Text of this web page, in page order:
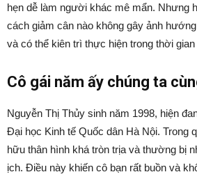
hẹn dễ làm người khác mê mẩn. Nhưng
cách giảm cân nào không gây ảnh
và có thể kiên trì thực hiện trong thời gian
Cô gái năm ấy chúng ta
Nguyễn Thị Thủy sinh năm 1998, hiện
Đại học Kinh tế Quốc dân Hà Nội. Trong
hữu thân hình khá tròn trịa và thường bị
ịch. Điều này khiến cô bạn rất buồn và